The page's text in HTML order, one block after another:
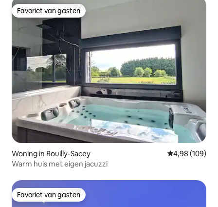
Favoriet van gasten
Favoriet van gasten
Woning in Rouilly-Sacey Gemiddelde
4,98 (109)
Warm huis met eigen jacuzzi
Favoriet van gasten
Favoriet van gasten